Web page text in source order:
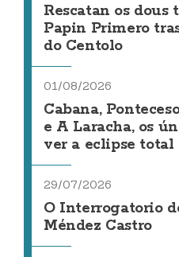
Rescatan os
Papin Primero
do Centolo
01/08/2026
Cabana,
e A Laracha, os
ver a eclipse total
29/07/2026
O Interrogatorio
Méndez Castro